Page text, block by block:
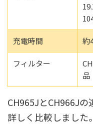
充電時間 約
フィルター
品
CH965JとCH966J
詳しく比較しました。